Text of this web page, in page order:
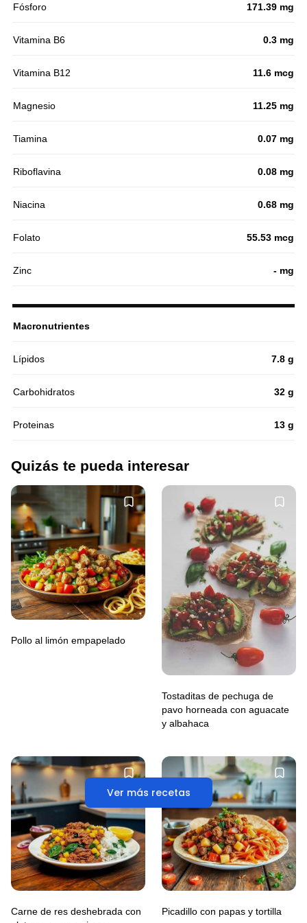
Fósforo 171.39 mg
Vitamina B6 0.3 mg
Vitamina B12 11.6 mcg
Magnesio 11.25 mg
Tiamina 0.07 mg
Riboflavina 0.08 mg
Niacina 0.68 mg
Folato 55.53 mcg
Zinc - mg
Macronutrientes
Lípidos 7.8 g
Carbohidratos 32 g
Proteinas 13 g
Quizás te pueda interesar
Ver más recetas
Pollo al limón empapelado
Tostaditas de pechuga de
pavo horneada con aguacate
y albahaca
Carne de res deshebrada con
Picadillo con papas y tortilla